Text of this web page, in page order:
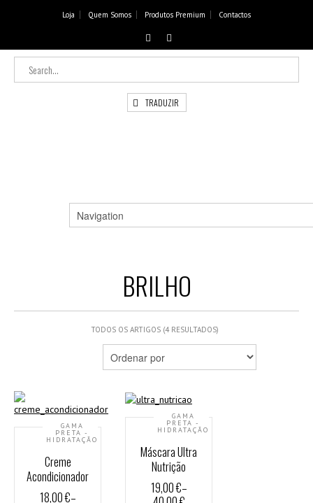
Loja Quem Somos Produtos Premium Contactos
TRADUZIR
BRILHO
TODOS OS ARTIGOS (4 RESULTADOS)
GAMA
PRETA -
HIDRATAÇÃO
Creme
Acondicionador
18,00 €–
GAMA
PRETA -
HIDRATAÇÃO
Máscara Ultra
Nutrição
19,00 €–